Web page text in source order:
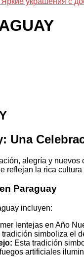
Una
alegría y
reflejan la rica
Paraguay
incluyen:
lentejas en Año
tradición simboliza el
Esta tradición
artificiales